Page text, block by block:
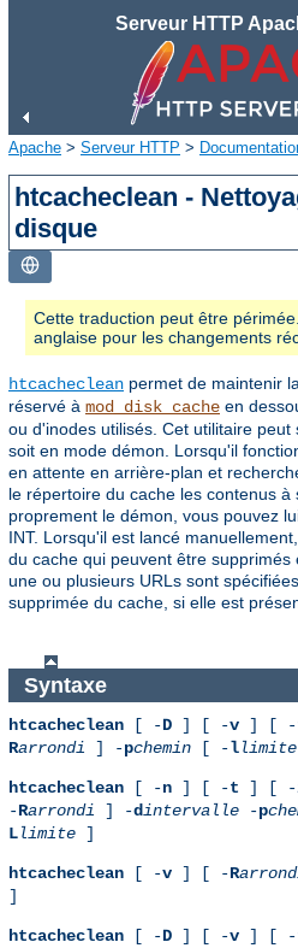
Serveur HTTP
Apache > Serveur HTTP >
htcacheclean -
disque
Cette traduction peut être
anglaise pour les changements
htcacheclean permet de maintenir
réservé à mod_disk_cache en
ou d'inodes utilisés. Cet utilitaire peut
soit en mode démon. Lorsqu'il
en attente en arrière-plan et
le répertoire du cache les contenus
proprement le démon, vous pouvez
INT. Lorsqu'il est lancé
du cache qui peuvent être
une ou plusieurs URLs sont
supprimée du cache, si elle est
Syntaxe
htcacheclean [ -D ] [ -v ] [ -
Rarrondi ] -pchemin [ -llimite
htcacheclean [ -n ] [ -t ] [ -
-Rarrondi ] -dintervalle -p
Llimite ]
htcacheclean [ -v ] [ -R
]
htcacheclean [ -D ] [ -v ] [ -